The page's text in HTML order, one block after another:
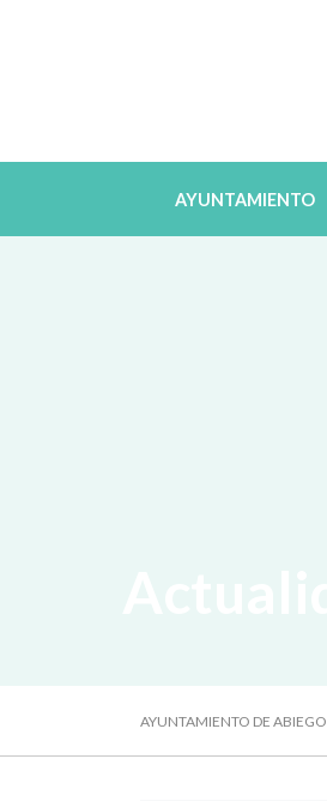
AYUNTAMIENTO
AYUNTAMIENTO DE ABIEGO